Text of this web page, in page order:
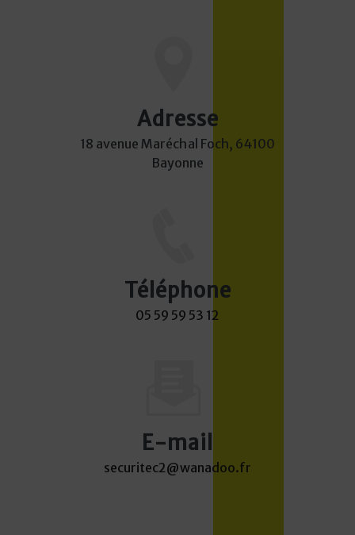
Adresse
18 avenue Maréchal Foch, 64100
Bayonne
Téléphone
05 59 59 53 12
E-mail
securitec2@wanadoo.fr